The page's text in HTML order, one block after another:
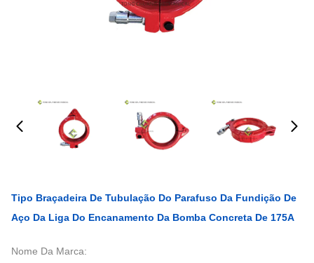
Tipo Braçadeira De Tubulação Do Parafuso Da Fundição De
Aço Da Liga Do Encanamento Da Bomba Concreta De 175A
Nome Da Marca: